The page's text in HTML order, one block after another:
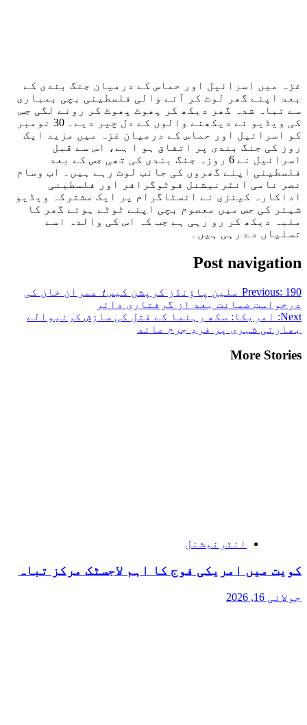
غزہ میں اسرائیل اور حماس کے درمیان جنگ بندی کے
بعد اپنے گھر لوٹ کر آنے والی فلسطینی بچی بمباری
سے تباہ شدہ گھر دیکھ کر پھوٹ پھوٹ کر رونے لگی جس
کی ویڈیو نے دیکھنے والوں کے دل چیر دیے۔ 30 نومبر
کو اسرائیل اور حماس کے درمیان غزہ میں مزید ایک
روز کی جنگ بندی پر اتفاق ہو ا ہے، اس سے قبل
اسرائیل نے 6 روزہ جنگ بندی کی تھی جس کے بعد
فلسطینی اپنے گھروں کی جانب لوٹ رہے ہیں۔ اب وسام
نصر نامی انٹرنیشنل فوٹوگرافر اور فلسطینی
اداکارہ کینزی نے انسٹاگرام پر ایک مشترکہ ویڈیو
شیئر کی جس میں معصوم بچی اپنے ٹوٹے ہوئے گھر کا
ملبہ دیکھ کر رو رہی ہے جب کہ اس کی والدہ اسے
تسلیاں دے رہی ہیں۔
Post navigation
Previous: 190 ملین پاؤنڈز کرپشن کیس؛ عمران خان کی
درخواستِ ضمانت بعد از گرفتاری دائر
Next:
امریکا: سکھ رہنما کے قتل کی سازش کرنیوالے
بھارتی شہری پر فردِ جرم عائد
More Stories
انٹرنیشنل
کویت میں امریکی فوج کا اہم لاجسٹک مرکز تباہ
جولائی 16, 2026